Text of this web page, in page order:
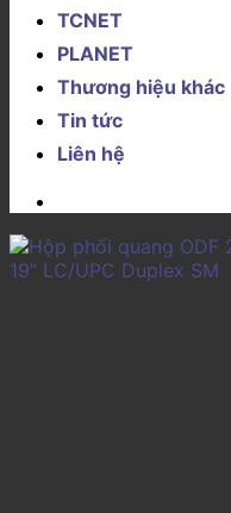
TCNET
PLANET
Thương hiệu khác
Tin tức
Liên hệ